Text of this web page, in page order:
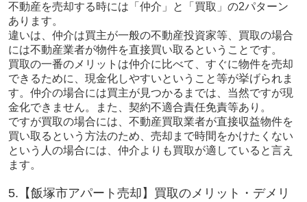
不動産を売却する時には「仲介」と「買取」の2パターン
あります。
違いは、仲介は買主が一般の不動産投資家等、買取の場合
には不動産業者が物件を直接買い取るということです。
買取の一番のメリットは仲介に比べて、すぐに物件を売却
できるために、現金化しやすいということ等が挙げられま
す。仲介の場合には買主が見つかるまでは、当然ですが現
金化できません。また、契約不適合責任免責等あり。
ですが買取の場合には、不動産買取業者が直接収益物件を
買い取るという方法のため、売却まで時間をかけたくない
という人の場合には、仲介よりも買取が適していると言え
ます。
5.【飯塚市アパート売却】買取のメリット・デメリ